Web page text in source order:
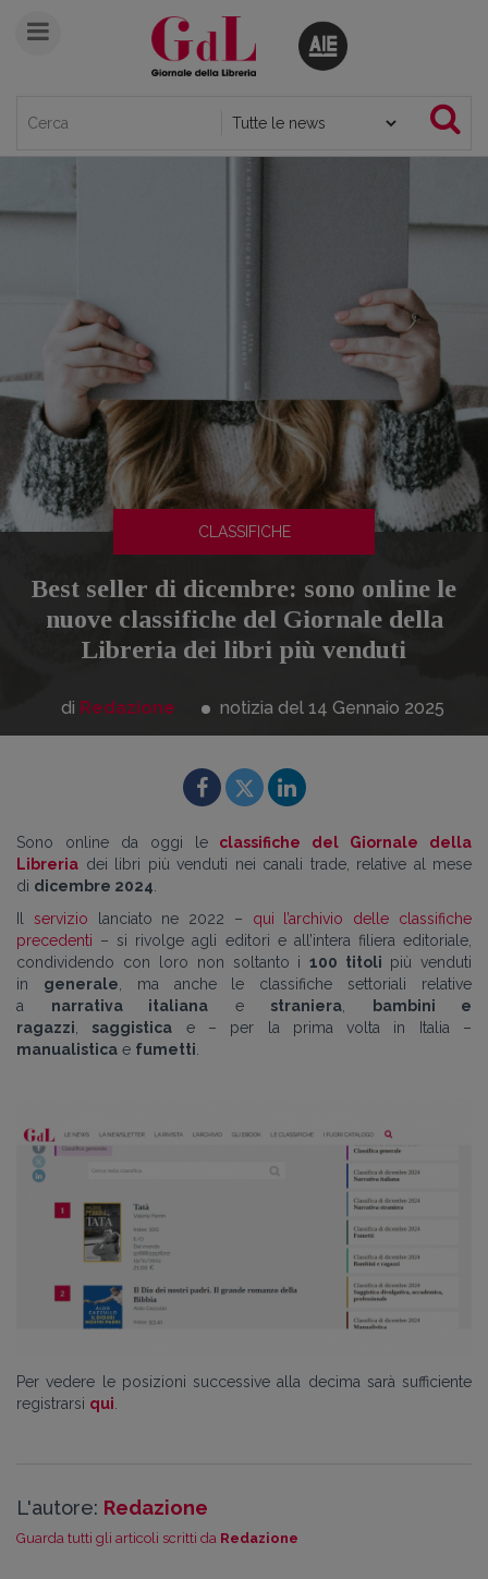
CLASSIFICHE
Best seller di dicembre: sono online le
nuove classifiche del Giornale della
Libreria dei libri più venduti
di Redazione notizia del 14 Gennaio 2025
Sono online da oggi le classifiche del Giornale della
Libreria dei libri più venduti nei canali trade, relative al mese
di dicembre 2024
servizio lanciato ne 2022 – qui l’archivio delle classifiche
precedenti – si rivolge agli editori e all’intera filiera editoriale,
condividendo con loro non soltanto i100 titoli più venduti
in generale , ma anche le classifiche settoriali relative
a narrativa italiana e straniera
bambini e
ragazzi
saggistica e – per la prima volta in Italia –
manualistica e fumetti
Per vedere le posizioni successive alla decima sarà sufficiente
registrarsi qui
L'autore: Redazione
Guarda tutti gli articoli scritti da Redazione